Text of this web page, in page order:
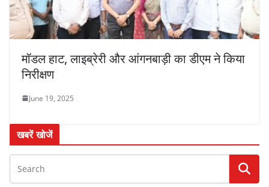
मॉडल हाट, लाइब्रेरी और आंगनबाड़ी का डीएम ने किया
निरीक्षण
June 19, 2025
खबरें खोजें